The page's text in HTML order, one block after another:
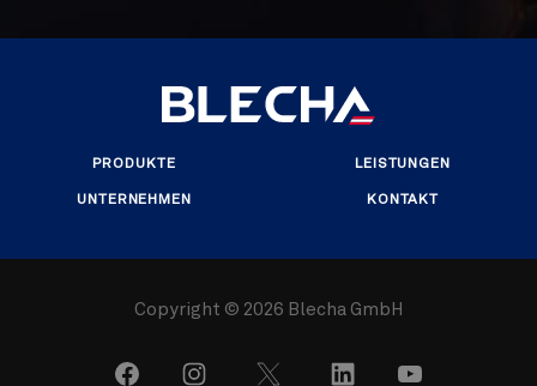
PRODUKTE LEISTUNGEN
UNTERNEHMEN KONTAKT
Copyright © 2026 Blecha GmbH